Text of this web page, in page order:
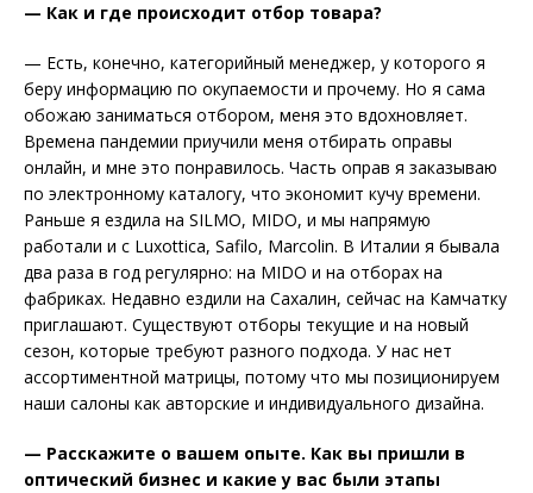
— Как и где происходит отбор товара?
— Есть, конечно, категорийный менеджер, у которого я
беру информацию по окупаемости и прочему. Но я сама
обожаю заниматься отбором, меня это вдохновляет.
Времена пандемии приучили меня отбирать оправы
онлайн, и мне это понравилось. Часть оправ я заказываю
по электронному каталогу, что экономит кучу времени.
Раньше я ездила на SILMO, MIDO, и мы напрямую
работали и с Luxottica, Safilo, Marcolin. В Италии я бывала
два раза в год регулярно: на MIDO и на отборах на
фабриках. Недавно ездили на Сахалин, сейчас на Камчатку
приглашают. Существуют отборы текущие и на новый
сезон, которые требуют разного подхода. У нас нет
ассортиментной матрицы, потому что мы позиционируем
наши салоны как авторские и индивидуального дизайна.
— Расскажите о вашем опыте. Как вы пришли в
оптический бизнес и какие у вас были этапы